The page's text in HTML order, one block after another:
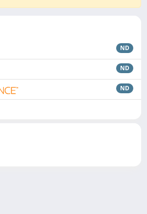
ND
ND
ND